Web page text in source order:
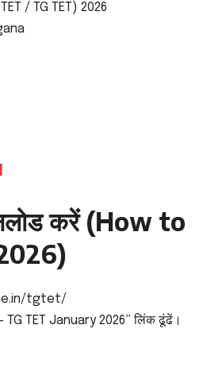
/ TG TET) 2026
करें (How to
tgtet/
TET January 2026” लिंक ढूंढें।